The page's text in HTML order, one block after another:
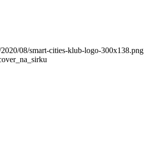
08/smart-cities-klub-logo-300x138.png